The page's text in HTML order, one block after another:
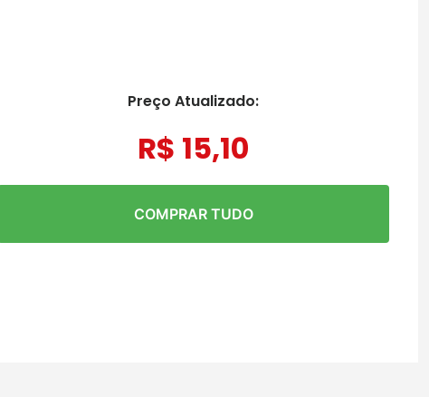
Preço Atualizado:
R$ 15,10
COMPRAR TUDO